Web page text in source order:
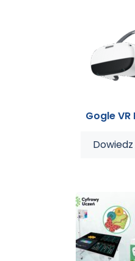
Gogle VR